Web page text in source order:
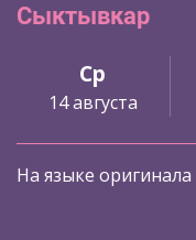
Сыктывкар
Ср
14 августа
На языке